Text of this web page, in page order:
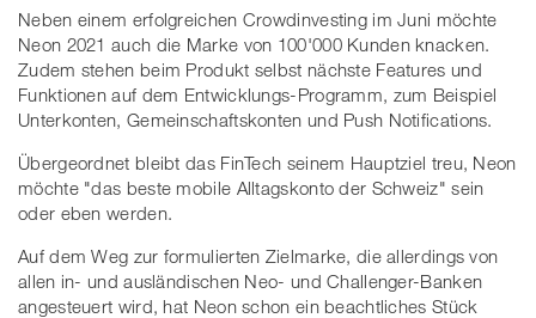
Neben einem erfolgreichen Crowdinvesting im Juni möchte
Neon 2021 auch die Marke von 100'000 Kunden knacken.
Zudem stehen beim Produkt selbst nächste Features und
Funktionen auf dem Entwicklungs-Programm, zum Beispiel
Unterkonten, Gemeinschaftskonten und Push Notifications.
Übergeordnet bleibt das FinTech seinem Hauptziel treu, Neon
möchte "das beste mobile Alltagskonto der Schweiz" sein
oder eben werden.
Auf dem Weg zur formulierten Zielmarke, die allerdings von
allen in- und ausländischen Neo- und Challenger-Banken
angesteuert wird, hat Neon schon ein beachtliches Stück